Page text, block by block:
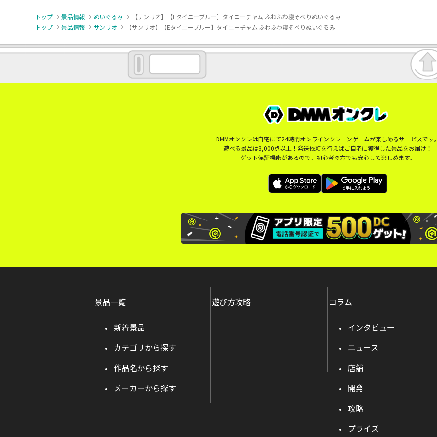
トップ 景品情報 ぬいぐるみ
【サンリオ】【Eタイニーブルー】タイニーチャム ふわふわ寝そべりぬいぐるみ
トップ
景品情報 サンリオ 【サンリオ】【Eタイニーブルー】タイニーチャム ふわふわ寝そべりぬいぐるみ
DMMオンクレは自宅にて24時間オンラインクレーンゲームが楽しめるサービスです
遊べる景品は3,000点以上！発送依頼を行えばご自宅に獲得した景品をお届け！
ゲット保証機能があるので、初心者の方でも安心して楽しめます。
景品一覧
新着景品
カテゴリから探す
作品名から探す
メーカーから探す
遊び方攻略 コラム
インタビュー
ニュース
店舗
開発
攻略
プライズ